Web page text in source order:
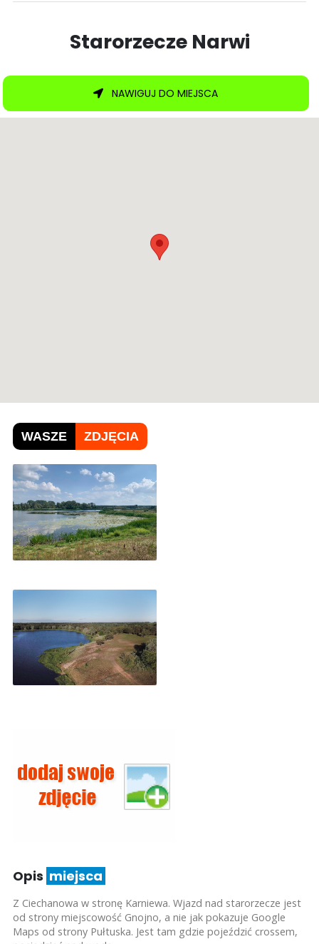
Starorzecze Narwi
NAWIGUJ DO MIEJSCA
WASZE ZDJĘCIA
Opis miejsca
Z Ciechanowa w stronę Karniewa. Wjazd nad starorzecze jest
od strony miejscowość Gnojno, a nie jak pokazuje Google
Maps od strony Pułtuska. Jest tam gdzie pojeździć crossem,